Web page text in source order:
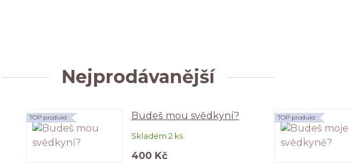
Nejprodávanější
Budeš mou svědkyní?
Skladem 2 ks
TOP produkt
400 Kč
TOP produkt